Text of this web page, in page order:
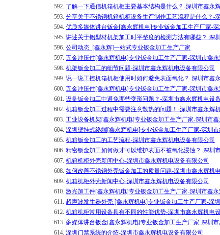
592. 了解一下通信机箱机柜主要基本结构是什么？-深圳市鑫永
593. 分享关于不锈钢机箱机柜设备生产制作工艺流程是什么？-
594. 优质多媒体讲台钣金[鑫永辉机电]专业钣金加工生产厂家-
595. 讲述关于铝型材机架加工时平整度的检测方法有哪些？-深
596. 公司动态_[鑫永辉]一站式专业钣金加工生产厂家
597. 五金冲压件[鑫永辉机电]专业钣金加工生产厂家-深圳市鑫
598. 机架钣金加工的细节问题-深圳市鑫永辉机电设备有限公司
599. 说一说工控机箱机柜使用时如何避免表面氧化？-深圳市鑫
600. 五金冲压件[鑫永辉机电]专业钣金加工生产厂家-深圳市鑫
601. 设备钣金加工中避免哪些变形问题？-深圳市鑫永辉机电设
602. 机箱钣金加工过程中需要注意散热的问题！-深圳市鑫永辉
603. 工业设备机架[鑫永辉机电]专业钣金加工生产厂家-深圳市
604. 深圳壁挂式终端[鑫永辉机电]专业钣金加工生产厂家-深圳
605. 机箱钣金加工的工艺流程-深圳市鑫永辉机电设备有限公司
606. 精密钣金加工如何做才可以维护表面不被氧化浸蚀？-深圳
607. 机箱机柜外壳新闻中心-深圳市鑫永辉机电设备有限公司
608. 如何改善不锈钢外壳钣金加工的质量问题-深圳市鑫永辉机
609. 机箱机柜外壳新闻中心-深圳市鑫永辉机电设备有限公司
610. 激光加工件[鑫永辉机电]专业钣金加工生产厂家-深圳市鑫
611. 超声波发生器外壳 [鑫永辉机电]专业钣金加工生产厂家-深
612. 机箱机柜常用设备具有不同的性能优势-深圳市鑫永辉机电
613. 多媒体讲台钣金[鑫永辉机电]专业钣金加工生产厂家-深圳
614. 深圳门禁系统的介绍-深圳市鑫永辉机电设备有限公司